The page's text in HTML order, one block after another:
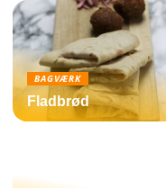
BAGVÆRK
Fladbrød